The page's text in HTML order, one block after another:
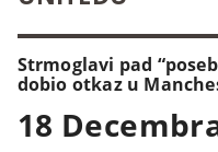
Strmoglavi pad
dobio otkaz u
18